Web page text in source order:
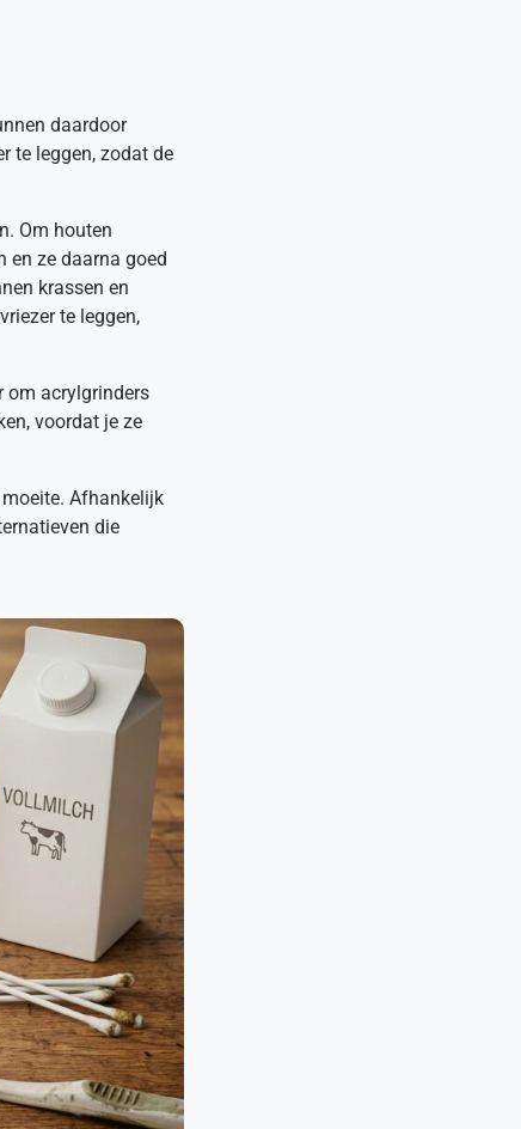
daardoor
te leggen, zodat de
Om houten
en ze daarna goed
krassen en
te leggen,
om acrylgrinders
voordat je ze
Afhankelijk
die